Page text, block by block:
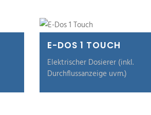
E-DOS 1 TOUCH
Elektrischer Dosierer (inkl.
Durchflussanzeige uvm.)